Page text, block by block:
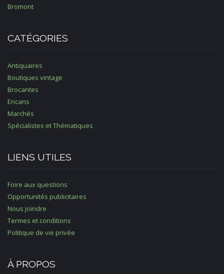
Bromont
CATÉGORIES
Antiquaires
Boutiques vintage
Brocantes
Encans
Marchés
Spécialistes et Thématiques
LIENS UTILES
Foire aux questions
Opportunités publicitaires
Nous joindre
Termes et conditions
Politique de vie privée
À PROPOS